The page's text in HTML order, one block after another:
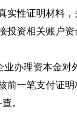
实性证明材料，
投资相关账户资
业办理资本金对
前一笔支付证明
。